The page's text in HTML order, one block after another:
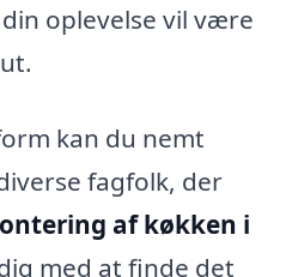
oplevelse vil være
kan du nemt
fagfolk, der
af køkken i
med at finde det